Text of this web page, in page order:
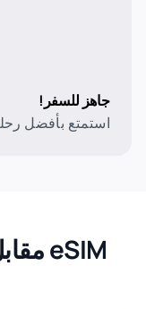
جاهز للسفر!
استمتع بأفضل